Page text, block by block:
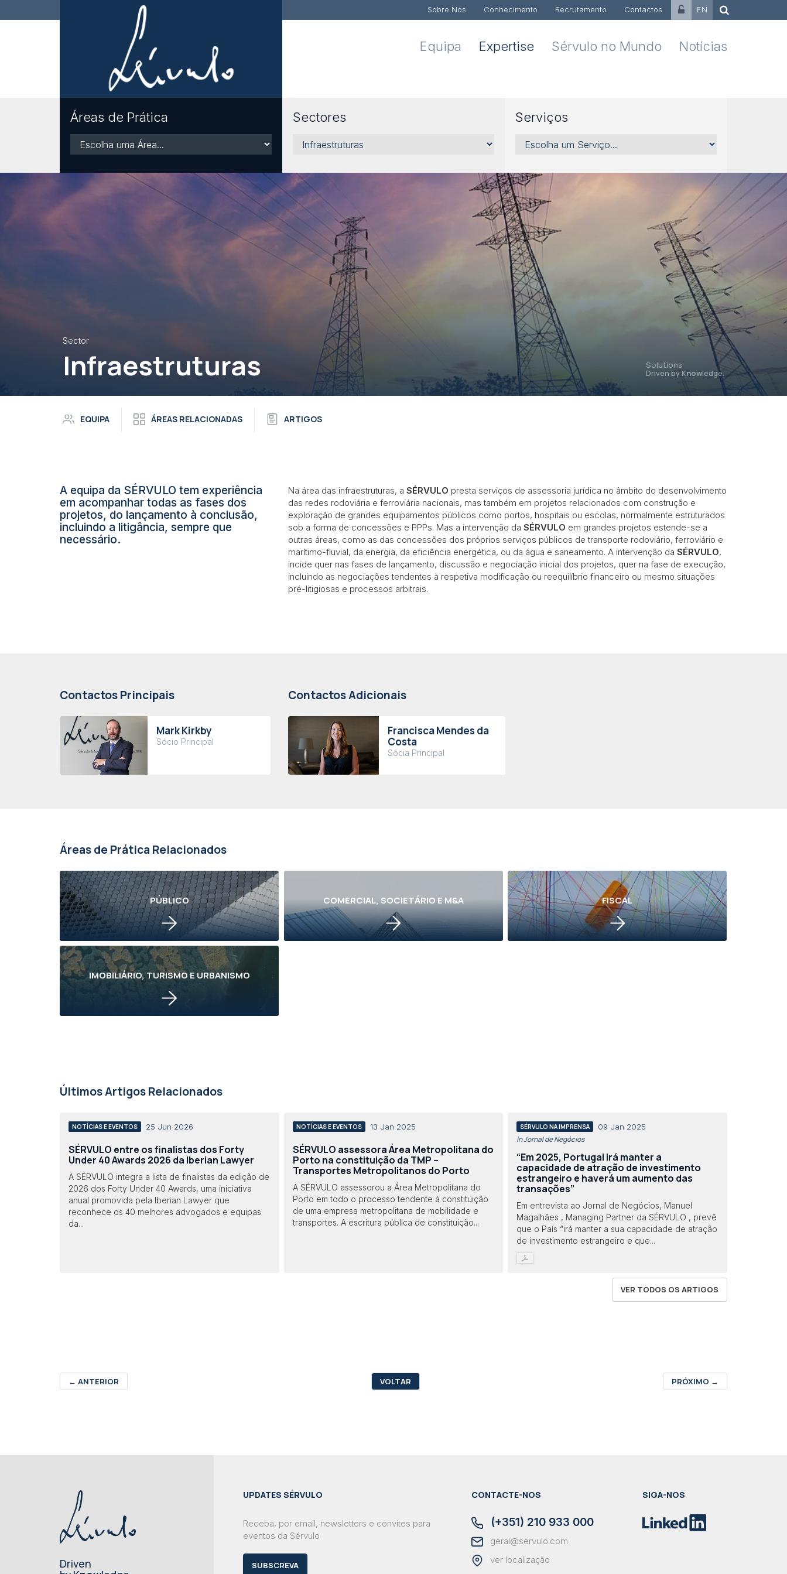
Sobre Nós Conhecimento Recrutamento Contactos EN
Equipa Expertise Sérvulo no Mundo Notícias
Áreas de Prática
Áreas
de
Sectores
Sectores
Serviços
Serviços
Sector
Infraestruturas Solutions
Driven by Knowledge.
EQUIPA ÁREAS RELACIONADAS ARTIGOS
A equipa da SÉRVULO tem experiência
em acompanhar todas as fases dos
projetos, do lançamento à conclusão,
incluindo a litigância, sempre que
necessário.
Na área das infraestruturas, a SÉRVULO presta serviços de assessoria jurídica no âmbito do desenvolvimento
das redes rodoviária e ferroviária nacionais, mas também em projetos relacionados com construção e
exploração de grandes equipamentos públicos como portos, hospitais ou escolas, normalmente estruturados
sob a forma de concessões e PPPs. Mas a intervenção da SÉRVULO em grandes projetos estende-se a
outras áreas, como as das concessões dos próprios serviços públicos de transporte rodoviário, ferroviário e
marítimo-fluvial, da energia, da eficiência energética, ou da água e saneamento. A intervenção da SÉRVULO,
incide quer nas fases de lançamento, discussão e negociação inicial dos projetos, quer na fase de execução,
incluindo as negociações tendentes à respetiva modificação ou reequilíbrio financeiro ou mesmo situações
pré-litigiosas e processos arbitrais.
Contactos Principais
Mark Kirkby
Sócio Principal
Contactos Adicionais
Francisca Mendes da
Costa
Sócia Principal
Áreas de Prática Relacionados
PÚBLICO COMERCIAL, SOCIETÁRIO E M&A FISCAL
IMOBILIÁRIO, TURISMO E URBANISMO
Últimos Artigos Relacionados
NOTÍCIAS E EVENTOS 25 Jun 2026
SÉRVULO entre os finalistas dos Forty
Under 40 Awards 2026 da Iberian Lawyer
A SÉRVULO integra a lista de finalistas da edição de
2026 dos Forty Under 40 Awards, uma iniciativa
anual promovida pela Iberian Lawyer que
reconhece os 40 melhores advogados e equipas
da...
NOTÍCIAS E EVENTOS 13 Jan 2025
SÉRVULO assessora Área Metropolitana do
Porto na constituição da TMP –
Transportes Metropolitanos do Porto
A SÉRVULO assessorou a Área Metropolitana do
Porto em todo o processo tendente à constituição
de uma empresa metropolitana de mobilidade e
transportes. A escritura pública de constituição...
SÉRVULO NA IMPRENSA 09 Jan 2025
in Jornal de Negócios
“Em 2025, Portugal irá manter a
capacidade de atração de investimento
estrangeiro e haverá um aumento das
transações”
Em entrevista ao Jornal de Negócios, Manuel
Magalhães , Managing Partner da SÉRVULO , prevê
que o País “irá manter a sua capacidade de atração
de investimento estrangeiro e que...
VER TODOS OS ARTIGOS
← ANTERIOR VOLTAR PRÓXIMO →
Driven
UPDATES SÉRVULO
Receba, por email, newsletters e convites para
eventos da Sérvulo
SUBSCREVA
CONTACTE-NOS
(+351) 210 933 000
geral@servulo.com
ver localização
SIGA-NOS